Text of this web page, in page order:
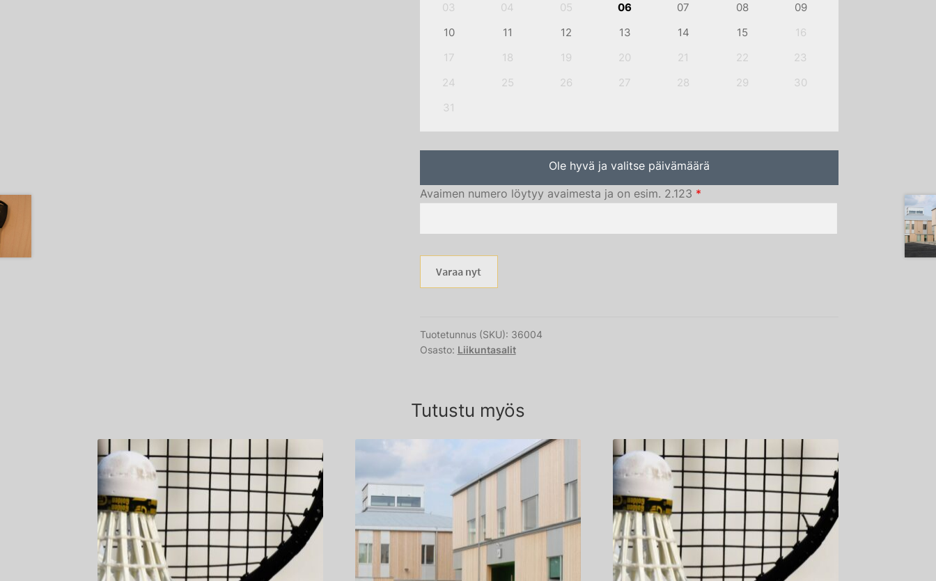
03
04 05 06 07 08
09
10
11 12 13 14 15
16
17
18 19 20 21 22
23
24
25 26 27 28 29
30
31
Ole hyvä ja valitse päivämäärä
Avaimen numero löytyy avaimesta ja on esim. 2.123 *
Varaa nyt
Tuotetunnus (SKU): 36004
Osasto: Liikuntasalit
Tutustu myös